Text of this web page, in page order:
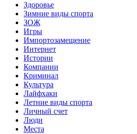
Здоровье
Зимние виды спорта
ЗОЖ
Игры
Импортозамещение
Интернет
Истории
Компании
Криминал
Культура
Лайфхаки
Летние виды спорта
Личный счет
Люди
Места